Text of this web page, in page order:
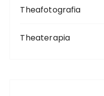
Theafotografia
Theaterapia